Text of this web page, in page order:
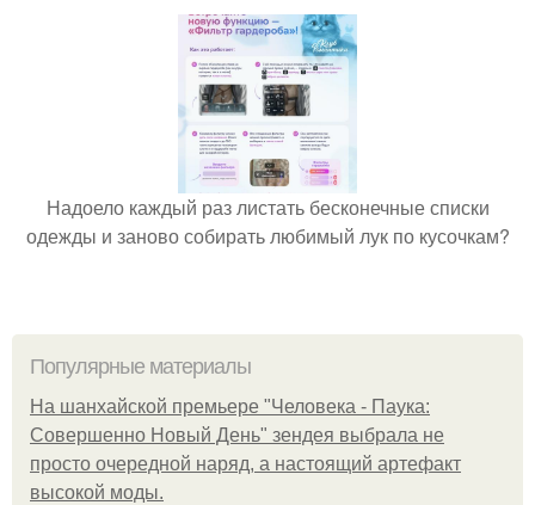
Надоело каждый раз листать бесконечные списки
одежды и заново собирать любимый лук по кусочкам?
Популярные материалы
На шанхайской премьере "Человека - Паука:
Совершенно Новый День" зендея выбрала не
просто очередной наряд, а настоящий артефакт
высокой моды.